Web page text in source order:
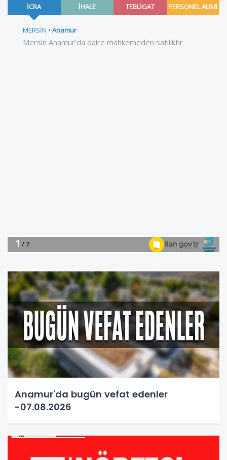
Anamur'da bugün vefat edenler
-07.08.2026